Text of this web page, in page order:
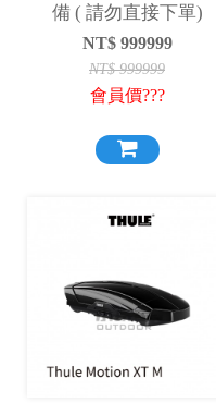
備 ( 請勿直接下單)
NT$ 999999
NT$999999
會員價???